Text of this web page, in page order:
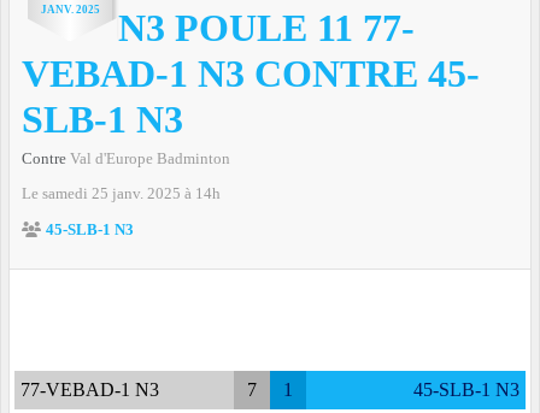
JANV. 2025
N3 POULE 11 77-
VEBAD-1 N3 CONTRE 45-
SLB-1 N3
Contre Val d'Europe Badminton
Le samedi 25 janv. 2025 à 14h
45-SLB-1 N3
77-VEBAD-1 N3 7 1 45-SLB-1 N3